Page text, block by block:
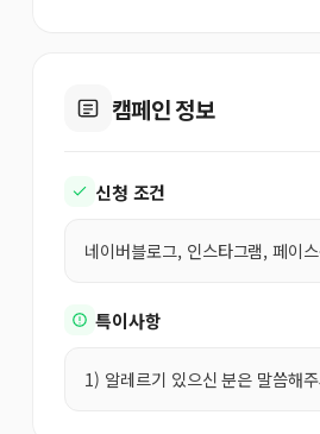
캠페인 정보
신청 조건
네이버블로그, 인스타그램, 페이
특이사항
1) 알레르기 있으신 분은 말씀해